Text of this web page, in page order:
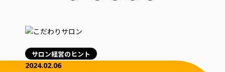
サロン経営のヒント
2024.02.06